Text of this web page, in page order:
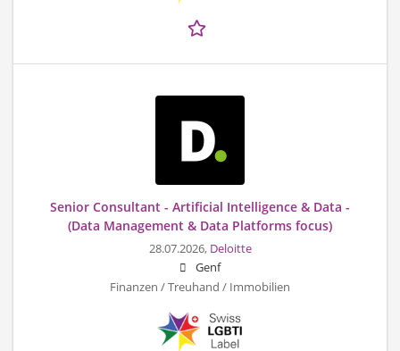
Senior Consultant - Artificial Intelligence & Data -
(Data Management & Data Platforms focus)
28.07.2026, Deloitte
Genf
Finanzen / Treuhand / Immobilien